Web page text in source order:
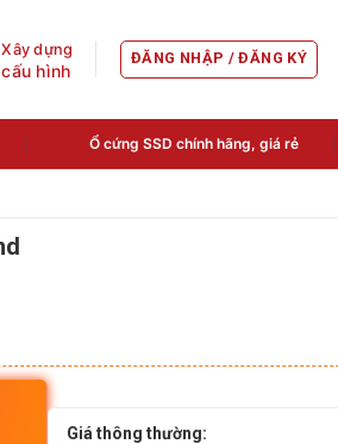
Xây dựng
cấu hình
ĐĂNG NHẬP / ĐĂNG KÝ
Ổ cứng SSD chính hãng, giá rẻ
Giá thông thường: